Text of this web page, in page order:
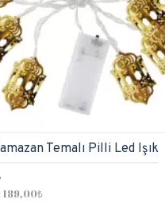
Temalı Pilli Led Işık
189,00₺